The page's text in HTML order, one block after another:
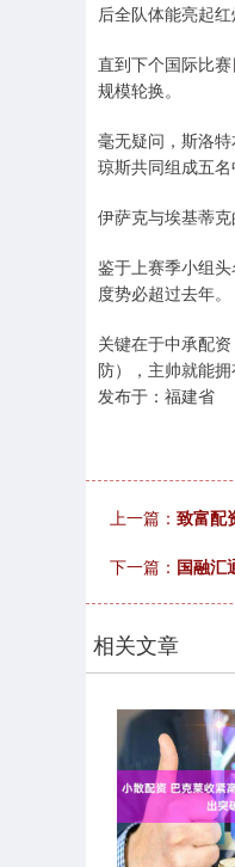
后全队体能亮起
直到下个国际比
规模轮换。
毫无疑问，斯洛
琼斯共同组成五
伊萨克与埃基蒂
鉴于上赛季小组
度势必超过去年。
关键在于中承配
防），主帅就能拥
发布于：福建省
上一篇： 致富配
下一篇： 国融汇
相关文章